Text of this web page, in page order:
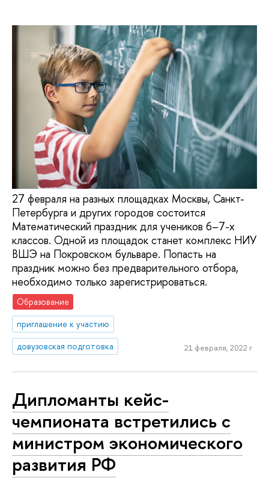
27 февраля на разных площадках Москвы, Санкт-
Петербурга и других городов состоится
Математический праздник для учеников 6–7-х
классов. Одной из площадок станет комплекс НИУ
ВШЭ на Покровском бульваре. Попасть на
праздник можно без предварительного отбора,
необходимо только зарегистрироваться.
Образование
приглашение к участию
довузовская подготовка
21 февраля, 2022 г.
Дипломанты кейс-
чемпионата встретились с
министром экономического
развития РФ